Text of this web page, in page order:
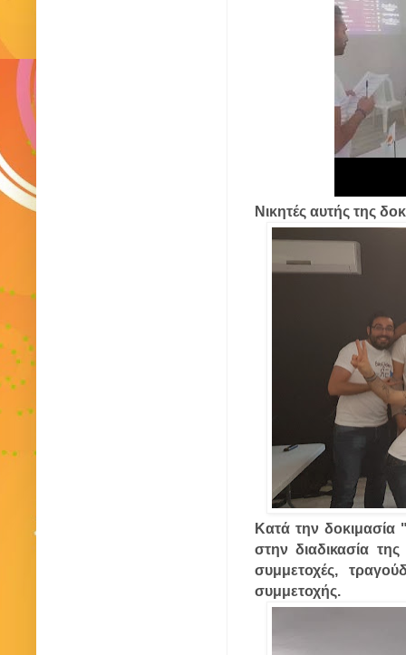
Νικητές αυτής της
Κατά την
στην διαδικασία
συμμετοχές,
συμμετοχής.